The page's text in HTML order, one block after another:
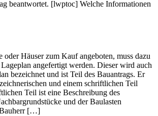
beantwortet. [lwptoc] Welche Informationen
oder Häuser zum Kauf angeboten, muss dazu
angefertigt werden. Dieser wird auch
bezeichnet und ist Teil des Bauantrags. Er
und einem schriftlichen Teil
Teil ist eine Beschreibung des
und der Baulasten
Bauherr […]